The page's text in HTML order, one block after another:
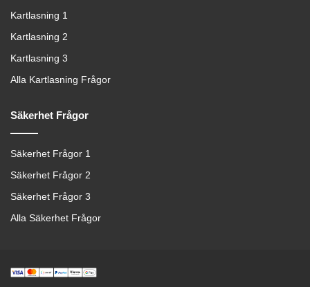
Kartlasning 1
Kartlasning 2
Kartlasning 3
Alla Kartlasning Frågor
Säkerhet Frågor
Säkerhet Frågor 1
Säkerhet Frågor 2
Säkerhet Frågor 3
Alla Säkerhet Frågor